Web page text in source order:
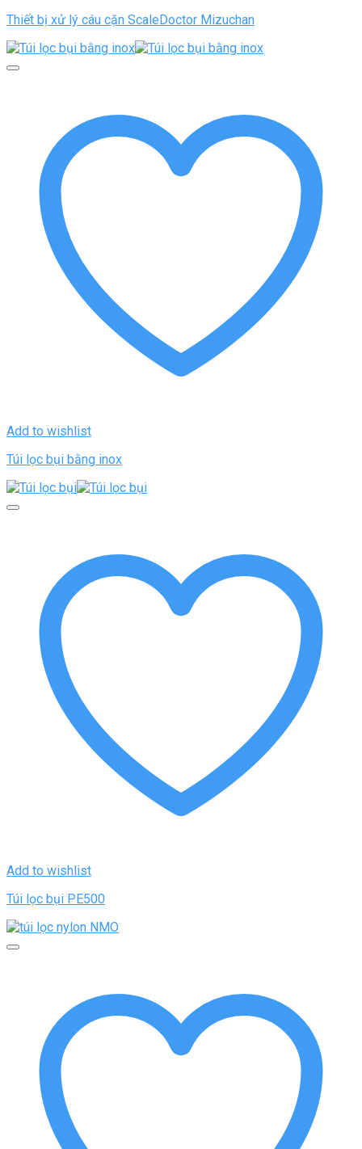
Thiết bị xử lý cáu cặn ScaleDoctor Mizuchan
Add to wishlist
Túi lọc bụi bằng inox
Add to wishlist
Túi lọc bụi PE500